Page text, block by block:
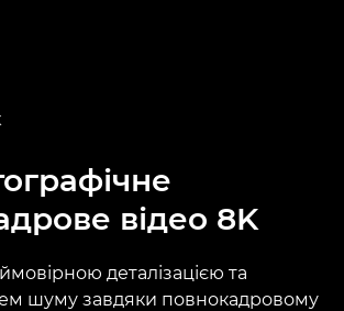
відео 8K
деталізацією та
шуму завдяки повнокадровому